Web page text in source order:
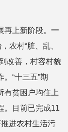
上新阶段。一
农村“脏、乱、
改善，村容村貌
“十三五”期
有贫困户均住上
。目前已完成11
进农村生活污